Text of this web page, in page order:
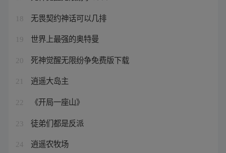
18 无畏契约神话可以几排
19 世界上最强的奥特曼
20 死神觉醒无限纷争免费版下载
21 逍遥大岛主
22 《开局一座山》
23 徒弟们都是反派
24 逍遥农牧场